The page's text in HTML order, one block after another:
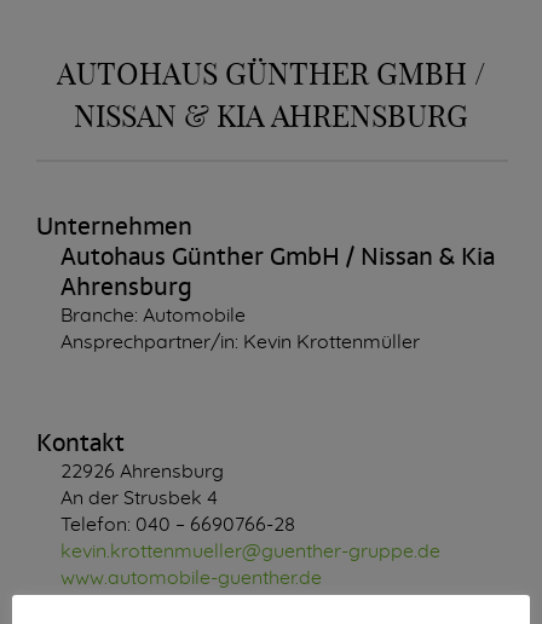
AUTOHAUS GÜNTHER GMBH /
NISSAN & KIA AHRENSBURG
Unternehmen
Autohaus Günther GmbH / Nissan & Kia
Ahrensburg
Branche: Automobile
Ansprechpartner/in: Kevin Krottenmüller
Kontakt
22926 Ahrensburg
An der Strusbek 4
Telefon: 040 – 6690766-28
kevin.krottenmueller@guenther-gruppe.de
www.automobile-guenther.de